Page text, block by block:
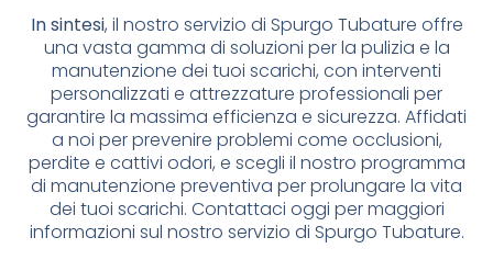
In sintesi, il nostro servizio di Spurgo Tubature offre
una vasta gamma di soluzioni per la pulizia e la
manutenzione dei tuoi scarichi, con interventi
personalizzati e attrezzature professionali per
garantire la massima efficienza e sicurezza. Affidati
a noi per prevenire problemi come occlusioni,
perdite e cattivi odori, e scegli il nostro programma
di manutenzione preventiva per prolungare la vita
dei tuoi scarichi. Contattaci oggi per maggiori
informazioni sul nostro servizio di Spurgo Tubature.